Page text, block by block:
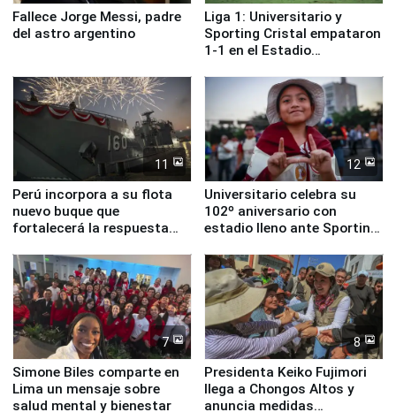
Fallece Jorge Messi, padre
del astro argentino
Liga 1: Universitario y
Sporting Cristal empataron
1-1 en el Estadio
11
Perú incorpora a su flota
nuevo buque que
fortalecerá la respuesta
12
Universitario celebra su
102º aniversario con
estadio lleno ante Sporting
7
Simone Biles comparte en
Lima un mensaje sobre
salud mental y bienestar
8
Presidenta Keiko Fujimori
llega a Chongos Altos y
anuncia medidas